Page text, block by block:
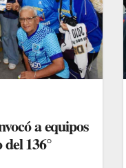
a equipos
136°